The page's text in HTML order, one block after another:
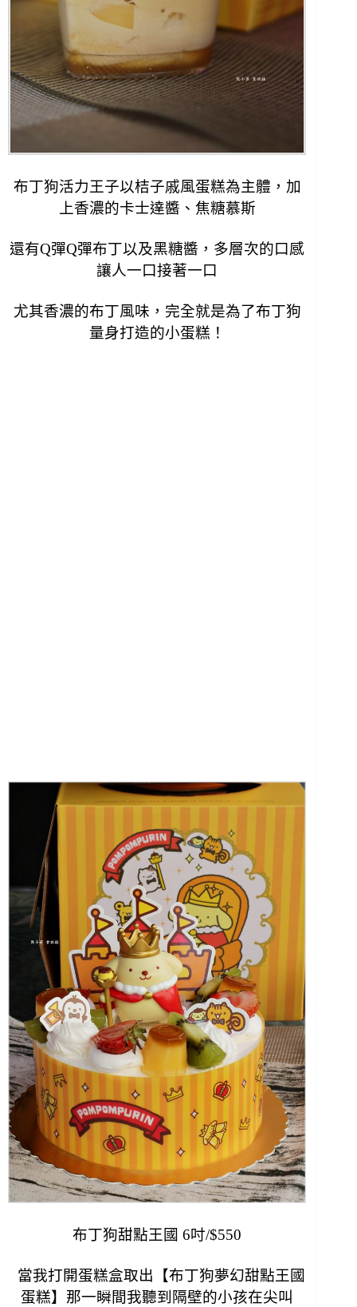
布丁狗活力王子以桔子戚風蛋糕為主體 ，加
上香濃的卡士達醬、焦糖慕斯
還有Q彈Q彈布丁以及黑糖醬，多層次的口感
讓人一口接著一口
尤其香濃的布丁風味，完全就是為了布丁狗
量身打造的小蛋糕！
布丁狗甜點王國 6吋/$550
當我打開蛋糕盒取出【布丁狗夢幻甜點王國
蛋糕】那一瞬間我聽到隔壁的小孩在尖叫